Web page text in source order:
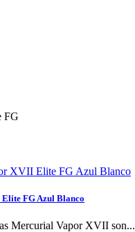
FG
FG Azul Blanco
Mercurial Vapor XVII son...